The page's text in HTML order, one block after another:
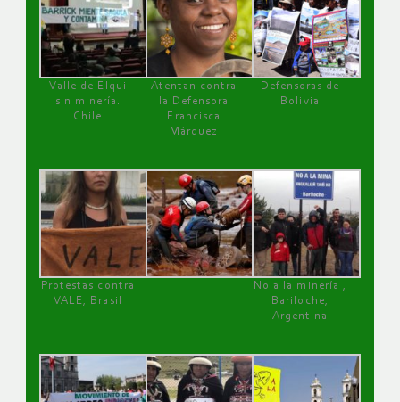
Valle de Elqui
sin minería.
Chile
Atentan contra
la Defensora
Francisca
Márquez
Defensoras de
Bolivia
Protestas contra
VALE, Brasil
No a la minería ,
Bariloche,
Argentina